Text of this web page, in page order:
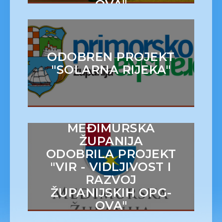
OVA"
ODOBREN PROJEKT
"SOLARNA RIJEKA"
MEĐIMURSKA
ŽUPANIJA
ODOBRILA PROJEKT
"VIR - VIDLJIVOST I
RAZVOJ
ŽUPANIJSKIH OPG-
OVA"